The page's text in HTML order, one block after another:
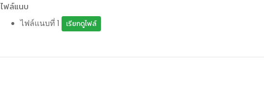
ไฟล์แนบ
ไฟล์แนบที่ 1 เรียกดูไฟล์